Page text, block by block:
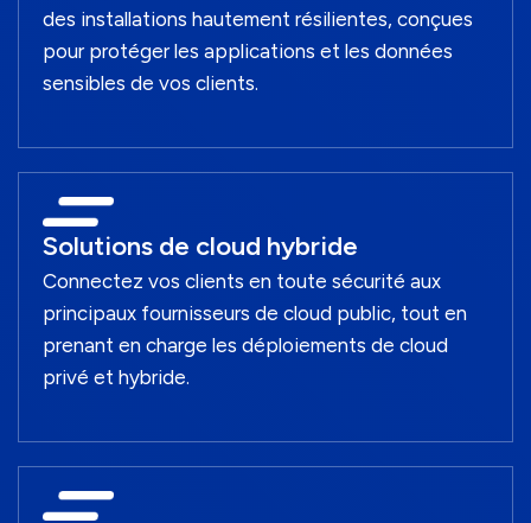
des installations hautement résilientes, conçues
pour protéger les applications et les données
sensibles de vos clients.
Solutions de cloud hybride
Connectez vos clients en toute sécurité aux
principaux fournisseurs de cloud public, tout en
prenant en charge les déploiements de cloud
privé et hybride.